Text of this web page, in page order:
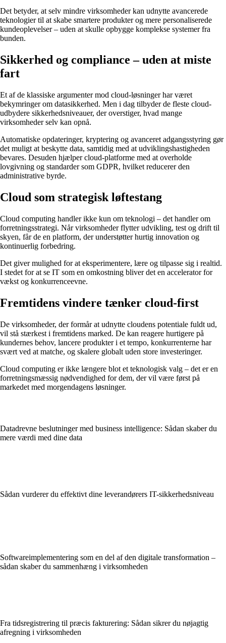
Det betyder, at selv mindre virksomheder kan udnytte avancerede
teknologier til at skabe smartere produkter og mere personaliserede
kundeoplevelser – uden at skulle opbygge komplekse systemer fra
bunden.
Sikkerhed og compliance – uden at miste
fart
Et af de klassiske argumenter mod cloud-løsninger har været
bekymringer om datasikkerhed. Men i dag tilbyder de fleste cloud-
udbydere sikkerhedsniveauer, der overstiger, hvad mange
virksomheder selv kan opnå.
Automatiske opdateringer, kryptering og avanceret adgangsstyring gør
det muligt at beskytte data, samtidig med at udviklingshastigheden
bevares. Desuden hjælper cloud-platforme med at overholde
lovgivning og standarder som GDPR, hvilket reducerer den
administrative byrde.
Cloud som strategisk løftestang
Cloud computing handler ikke kun om teknologi – det handler om
forretningsstrategi. Når virksomheder flytter udvikling, test og drift til
skyen, får de en platform, der understøtter hurtig innovation og
kontinuerlig forbedring.
Det giver mulighed for at eksperimentere, lære og tilpasse sig i realtid.
I stedet for at se IT som en omkostning bliver det en accelerator for
vækst og konkurrenceevne.
Fremtidens vindere tænker cloud-first
De virksomheder, der formår at udnytte cloudens potentiale fuldt ud,
vil stå stærkest i fremtidens marked. De kan reagere hurtigere på
kundernes behov, lancere produkter i et tempo, konkurrenterne har
svært ved at matche, og skalere globalt uden store investeringer.
Cloud computing er ikke længere blot et teknologisk valg – det er en
forretningsmæssig nødvendighed for dem, der vil være først på
markedet med morgendagens løsninger.
Datadrevne beslutninger med business intelligence: Sådan skaber du
mere værdi med dine data
Sådan vurderer du effektivt dine leverandørers IT-sikkerhedsniveau
Softwareimplementering som en del af den digitale transformation –
sådan skaber du sammenhæng i virksomheden
Fra tidsregistrering til præcis fakturering: Sådan sikrer du nøjagtig
afregning i virksomheden